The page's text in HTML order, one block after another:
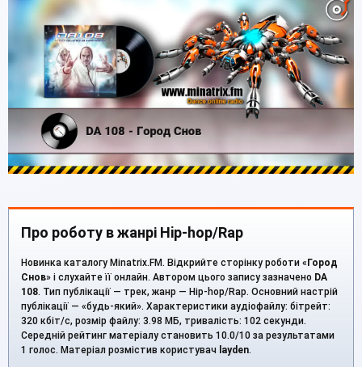
Про роботу в жанрі Hip-hop/Rap
Новинка каталогу Minatrix.FM. Відкрийте сторінку роботи «Город
Снов» і слухайте її онлайн. Автором цього запису зазначено DA
108. Тип публікації — трек, жанр — Hip-hop/Rap. Основний настрій
публікації — «будь-який». Характеристики аудіофайлу: бітрейт:
320 кбіт/с, розмір файлу: 3.98 МБ, тривалість: 102 секунди.
Середній рейтинг матеріалу становить 10.0/10 за результатами
1 голос. Матеріал розмістив користувач layden.